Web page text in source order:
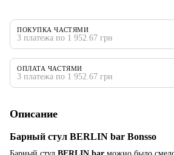
ПОКУПКА ЧАСТЯМИ
3 платежа по 1 952.67 грн
ОПЛАТА ЧАСТЯМИ
3 платежа по 1 952.67 грн
Описание
Барный стул BERLIN bar Bonsso